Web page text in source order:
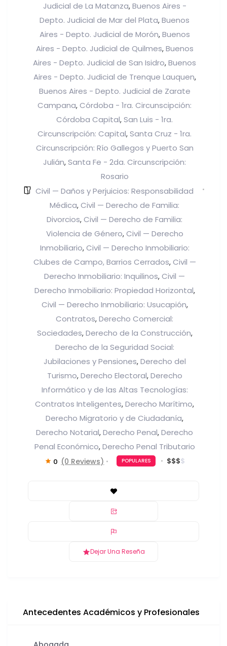
Judicial de La Matanza, Buenos Aires -
Depto. Judicial de Mar del Plata, Buenos
Aires - Depto. Judicial de Morón, Buenos
Aires - Depto. Judicial de Quilmes, Buenos
Aires - Depto. Judicial de San Isidro, Buenos
Aires - Depto. Judicial de Trenque Lauquen,
Buenos Aires - Depto. Judicial de Zarate
Campana, Córdoba - 1ra. Circunscipción:
Córdoba Capital, San Luis - 1ra.
Circunscripción: Capital, Santa Cruz - 1ra.
Circunscripción: Río Gallegos y Puerto San
Julián, Santa Fe - 2da. Circunscripción:
Rosario
Civil — Daños y Perjuicios: Responsabilidad
Médica, Civil — Derecho de Familia:
Divorcios, Civil — Derecho de Familia:
Violencia de Género, Civil — Derecho
Inmobiliario, Civil — Derecho Inmobiliario:
Clubes de Campo, Barrios Cerrados, Civil —
Derecho Inmobiliario: Inquilinos, Civil —
Derecho Inmobiliario: Propiedad Horizontal,
Civil — Derecho Inmobiliario: Usucapión,
Contratos, Derecho Comercial:
Sociedades, Derecho de la Construcción,
Derecho de la Seguridad Social:
Jubilaciones y Pensiones, Derecho del
Turismo, Derecho Electoral, Derecho
Informático y de las Altas Tecnologías:
Contratos Inteligentes, Derecho Marítimo,
Derecho Migratorio y de Ciudadanía,
Derecho Notarial, Derecho Penal, Derecho
Penal Económico, Derecho Penal Tributario
0 (0 Reviews) POPULARES $$$$
Dejar Una Reseña
Antecedentes Académicos y Profesionales